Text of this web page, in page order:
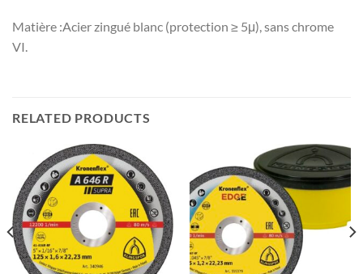
Matière :Acier zingué blanc (protection ≥ 5μ), sans chrome
VI.
RELATED PRODUCTS